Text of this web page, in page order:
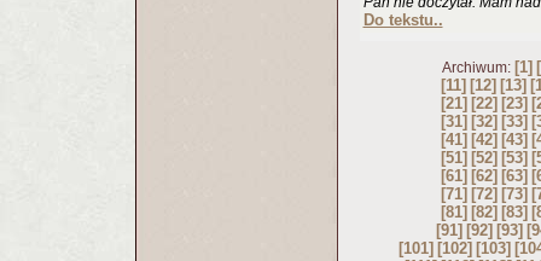
Do tekstu..
Archiwum: [1]
[11] [12] [13]
[21] [22] [23]
[31] [32] [33]
[41] [42] [43]
[51] [52] [53]
[61] [62] [63]
[71] [72] [73]
[81] [82] [83]
[91] [92] [93]
[101] [102] [103]